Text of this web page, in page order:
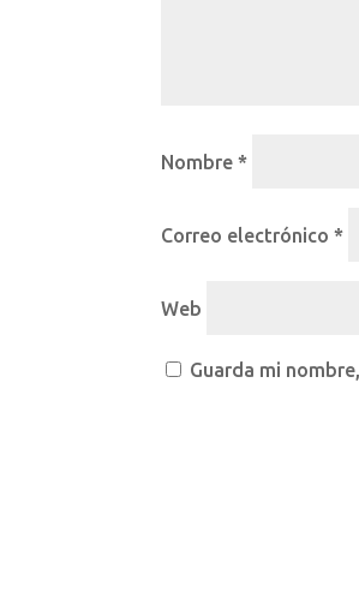
Nombre*
Correo electrónico*
Web
Guarda mi